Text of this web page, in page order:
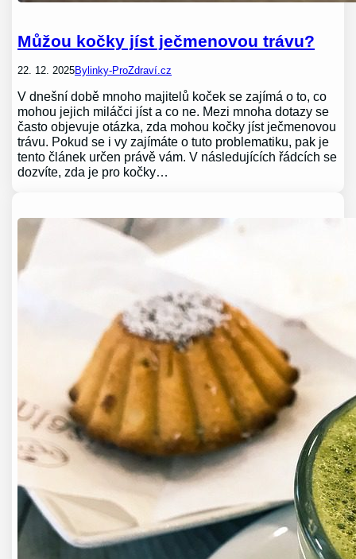
Můžou kočky jíst ječmenovou trávu?
22. 12. 2025Bylinky-ProZdraví.cz
V dnešní době mnoho majitelů koček se zajímá o to, co
mohou jejich miláčci jíst a co ne. Mezi mnoha dotazy se
často objevuje otázka, zda mohou kočky jíst ječmenovou
trávu. Pokud se i vy zajímáte o tuto problematiku, pak je
tento článek určen právě vám. V následujících řádcích se
dozvíte, zda je pro kočky…